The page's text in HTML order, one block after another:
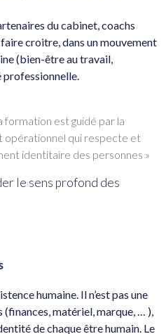
du cabinet, coachs
croitre, dans un mouvement
(bien-être au travail,
professionnelle.
formation est guidé par la
opérationnel qui respecte et
identitaire des personnes »
le sens profond des
humaine. Il n’est pas une
(finances, matériel, marque, … ),
de chaque être humain. Le